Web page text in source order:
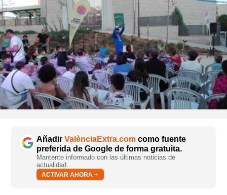
Añadir ValènciaExtra.com como fuente
preferida de Google de forma gratuita.
Mantente informado con las últimas noticias de
actualidad.
ACTIVAR AHORA